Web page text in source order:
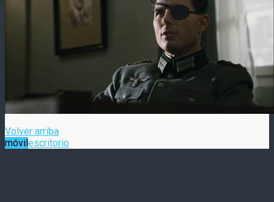
Volver arriba
móvilescritorio